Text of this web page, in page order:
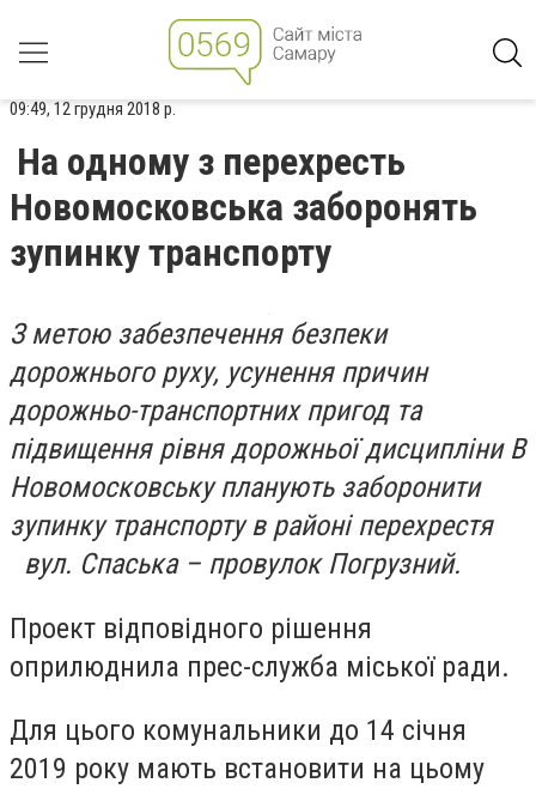
09:49, 12 грудня 2018 р.
На одному з перехресть
Новомосковська заборонять
зупинку транспорту
З метою забезпечення безпеки
дорожнього руху, усунення причин
дорожньо-транспортних пригод та
підвищення рівня дорожньої дисципліни В
Новомосковську планують заборонити
зупинку транспорту в районі перехрестя
вул. Спаська – провулок Погрузний.
Проект відповідного рішення
оприлюднила прес-служба міської ради.
Для цього комунальники до 14 січня
2019 року мають встановити на цьому